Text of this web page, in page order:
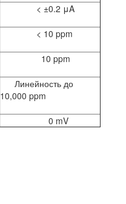
< ±0.2 μA
< 10 ppm
10 ppm
Линейность до
10,000 ppm
0 mV